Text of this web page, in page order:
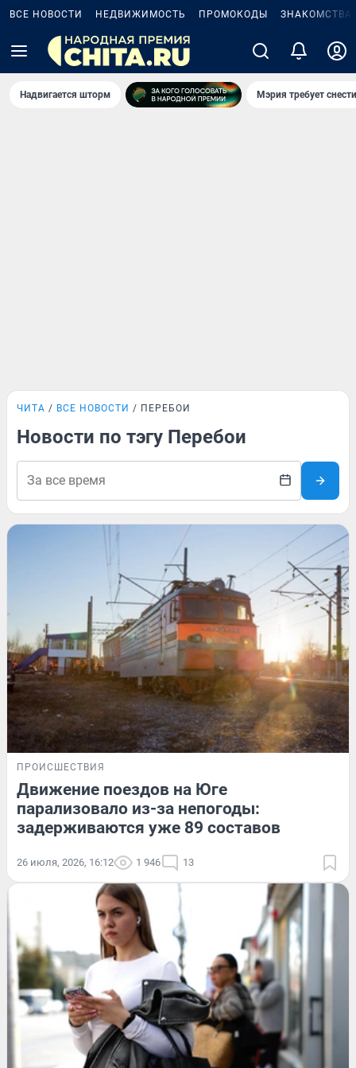
ВСЕ НОВОСТИ НЕДВИЖИМОСТЬ ПРОМОКОДЫ ЗНАКОМСТВА
Надвигается шторм Мэрия требует
ЧИТА ВСЕ НОВОСТИ ПЕРЕБОИ
Новости по тэгу Перебои
ПРОИСШЕСТВИЯ
Движение поездов на Юге
парализовало из-за непогоды:
задерживаются уже 89 составов
26 июля, 2026, 16:12 1 946 13